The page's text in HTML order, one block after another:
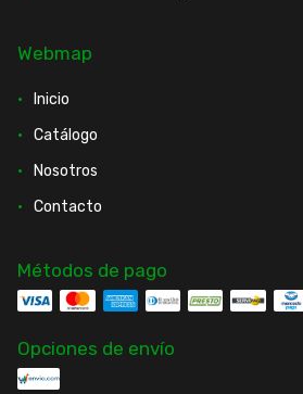
Webmap
Inicio
Catálogo
Nosotros
Contacto
Métodos de pago
Opciones de envío